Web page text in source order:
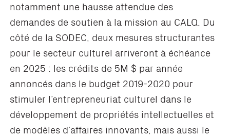
notamment une hausse attendue des
demandes de soutien à la mission au CALQ. Du
côté de la SODEC, deux mesures structurantes
pour le secteur culturel arriveront à échéance
en 2025 : les crédits de 5M $ par année
annoncés dans le budget 2019-2020 pour
stimuler l’entrepreneuriat culturel dans le
développement de propriétés intellectuelles et
de modèles d’affaires innovants, mais aussi le